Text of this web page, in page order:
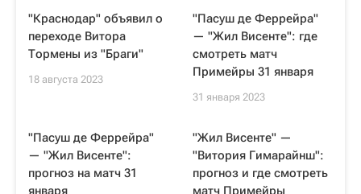
"Краснодар" объявил о
переходе Витора
Тормены из "Браги"
18 августа 2023
"Пасуш де Феррейра"
— "Жил Висенте": где
смотреть матч
Примейры 31 января
31 января 2023
"Пасуш де Феррейра"
— "Жил Висенте":
прогноз на матч 31
января
"Жил Висенте" —
"Витория Гимарайнш":
прогноз и где смотреть
матч Примейры